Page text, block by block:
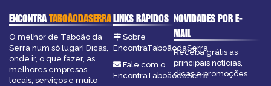
ENCONTRATABOÃODASERRA
O melhor de Taboão da
Serra num só lugar! Dicas,
onde ir, o que fazer, as
melhores empresas,
locais, serviços e muito
LINKS RÁPIDOS
Sobre
EncontraTaboãodaSerra
Fale com o
EncontraTaboãodaSerra
NOVIDADES POR E-
MAIL
Receba grátis as
principais notícias,
dicas e promoções